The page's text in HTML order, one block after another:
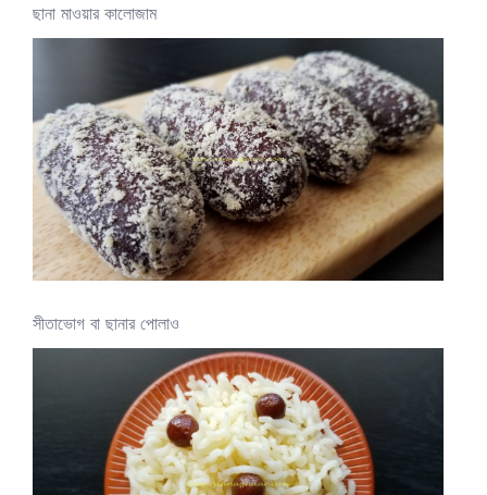
ছানা মাওয়ার কালোজাম
সীতাভোগ বা ছানার পোলাও